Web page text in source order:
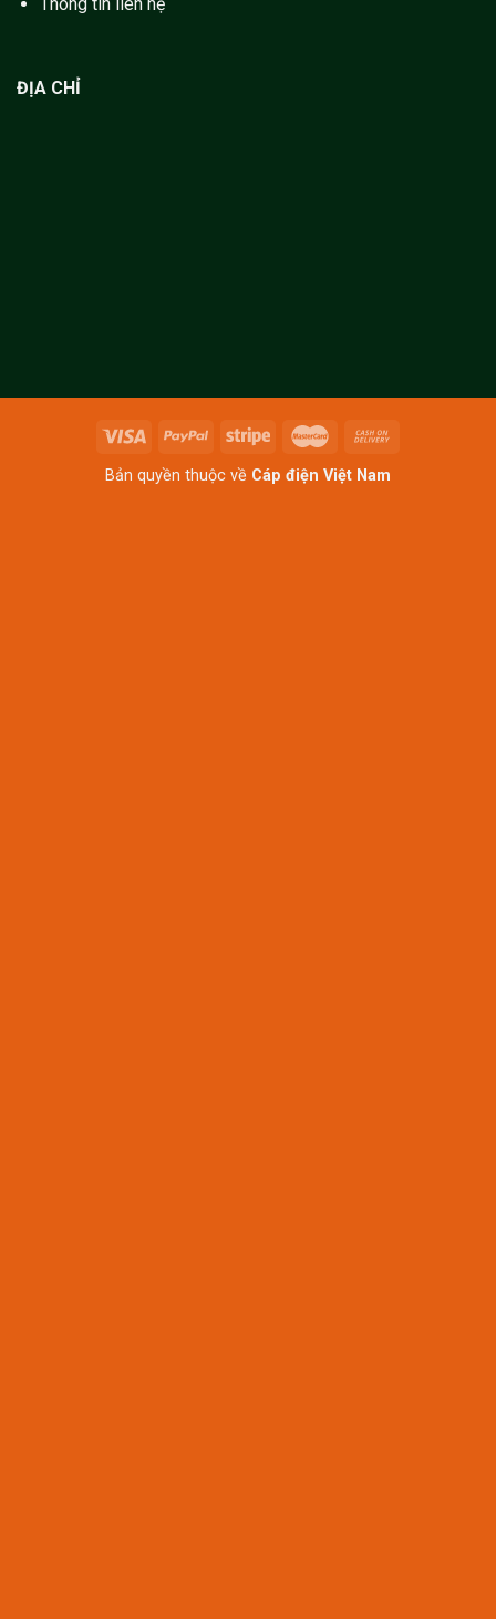
ĐỊA CHỈ
Bản quyền thuộc về Cáp điện Việt Nam